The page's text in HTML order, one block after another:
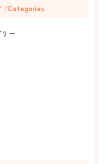
Categories
ー